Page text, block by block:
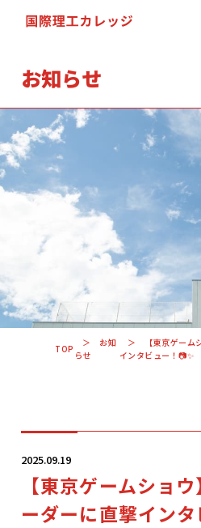
「来て」「見て」「体験」し
OPEN
資料請求はこちらから
学科・コース
学校案内
お知らせ
TOP
お知
らせ
【東京ゲー
インタビュー！📷✨
2025.09.19
【東京ゲームショ
ーダーに直撃イン